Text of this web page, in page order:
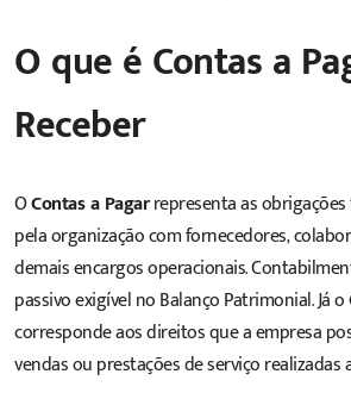
O que é Contas a
Receber
OContas a Pagarrepresenta as
pela organização com fornecedores,
demais encargos operacionais.
passivo exigível no Balanço Patrimonial. Já o
corresponde aos direitos que a empresa
vendas ou prestações de serviço realizadas